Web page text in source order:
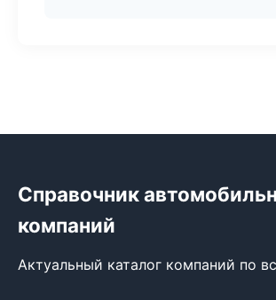
Справочник
компаний
Актуальный каталог компаний по